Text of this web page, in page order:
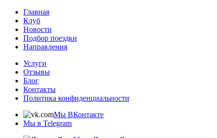
Главная
Клуб
Новости
Подбор поездки
Направления
Услуги
Отзывы
Блог
Контакты
Политика конфиденциальности
Мы ВКонтакте
Мы в Telegram